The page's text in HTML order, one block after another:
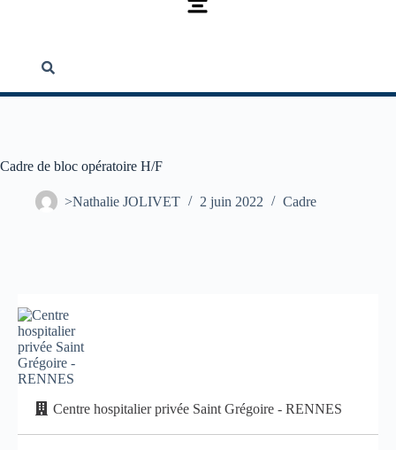
Cadre de bloc opératoire H/F
>Nathalie JOLIVET 2 juin 2022 Cadre
Centre hospitalier privée Saint Grégoire - RENNES